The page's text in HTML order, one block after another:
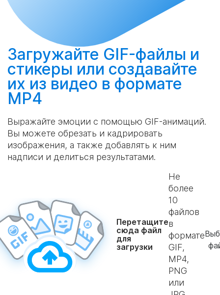
Загружайте GIF-файлы и
стикеры или создавайте
их из видео в формате
MP4
Выражайте эмоции с помощью GIF-анимаций.
Вы можете обрезать и кадрировать
изображения, а также добавлять к ним
надписи и делиться результатами.
Перетащите
сюда файл
для
загрузки
Не
более
10
файлов
в
формате
GIF,
MP4,
PNG
или